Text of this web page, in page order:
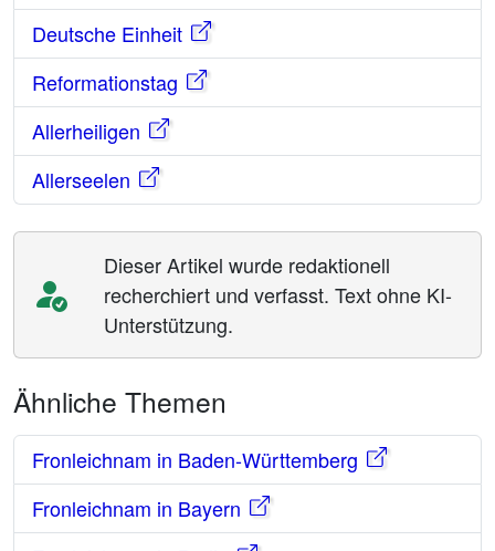
Deutsche Einheit
Reformationstag
Allerheiligen
Allerseelen
Dieser Artikel wurde redaktionell
recherchiert und verfasst. Text ohne KI-
Unterstützung.
Ähnliche Themen
Fronleichnam in Baden-Württemberg
Fronleichnam in Bayern